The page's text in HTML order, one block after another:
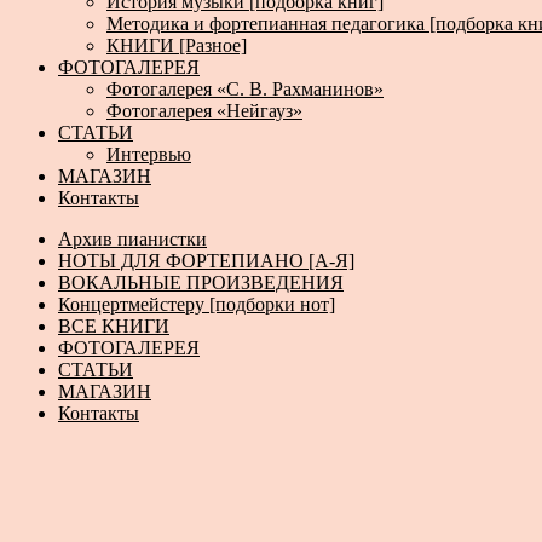
Методика и фортепианная педагогика [подборка
КНИГИ [Разное]
ФОТОГАЛЕРЕЯ
Фотогалерея «С. В. Рахманинов»
Фотогалерея «Нейгауз»
СТАТЬИ
Интервью
МАГАЗИН
Контакты
Архив пианистки
НОТЫ ДЛЯ ФОРТЕПИАНО [А-Я]
ВОКАЛЬНЫЕ ПРОИЗВЕДЕНИЯ
Концертмейстеру [подборки нот]
ВСЕ КНИГИ
ФОТОГАЛЕРЕЯ
СТАТЬИ
МАГАЗИН
Контакты